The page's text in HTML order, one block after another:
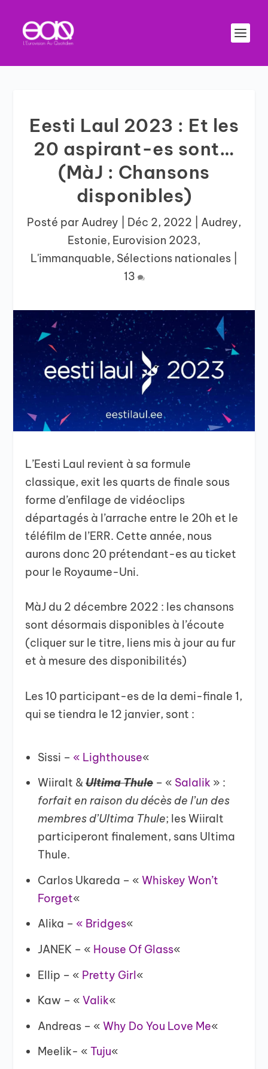
Eesti Laul 2023 : Et les
20 aspirant-es sont…
(MàJ : Chansons
disponibles)
Posté par Audrey Déc 2, 2022 Audrey,
Estonie, Eurovision 2023,
L'immanquable, Sélections nationales
13
L’Eesti Laul revient à sa formule
classique, exit les quarts de finale sous
forme d’enfilage de vidéoclips
départagés à l’arrache entre le 20h et le
téléfilm de l’ERR. Cette année, nous
aurons donc 20 prétendant-es au ticket
pour le Royaume-Uni.
MàJ du 2 décembre 2022 : les chansons
sont désormais disponibles à l’écoute
(cliquer sur le titre, liens mis à jour au fur
et à mesure des disponibilités)
Les 10 participant-es de la demi-finale 1,
qui se tiendra le 12 janvier, sont :
Sissi – « Lighthouse«
Wiiralt &Ultima Thule– « Salalik » :
forfait en raison du décès de l’un des
membres d’Ultima Thule; les Wiiralt
participeront finalement, sans Ultima
Thule.
Carlos Ukareda – « Whiskey Won’t
Forget«
Alika – « Bridges«
JANEK – « House Of Glass«
Ellip – « Pretty Girl«
Kaw – « Valik«
Andreas – « Why Do You Love Me«
Meelik- « Tuju«